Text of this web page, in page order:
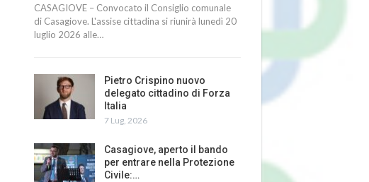
CASAGIOVE – Convocato il Consiglio comunale
di Casagiove. L'assise cittadina si riunirà lunedì 20
luglio 2026 alle…
Pietro Crispino nuovo
delegato cittadino di Forza
Italia
7 Lug, 2026
Casagiove, aperto il bando
per entrare nella Protezione
Civile:…